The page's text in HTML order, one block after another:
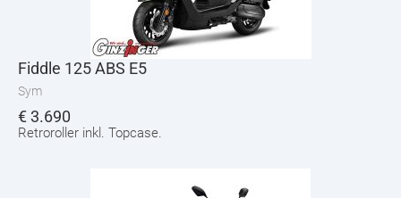
Fiddle 125 ABS E5
Sym
€3.690
Retroroller inkl. Topcase.